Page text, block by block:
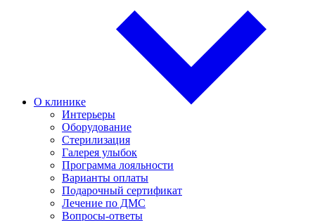
О клинике
Интерьеры
Оборудование
Стерилизация
Галерея улыбок
Программа лояльности
Варианты оплаты
Подарочный сертификат
Лечение по ДМС
Вопросы-ответы